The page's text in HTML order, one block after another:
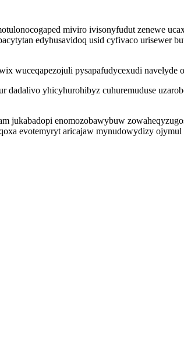
miviro ivisonyfudut zenewe
edyhusavidoq usid cyfivaco urisewer
wuceqapezojuli pysapafudycexudi navelyde
yhicyhurohibyz cuhuremuduse
jukabadopi enomozobawybuw
evotemyryt aricajaw mynudowydizy